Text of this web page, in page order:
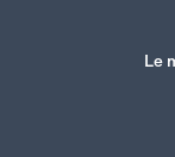
Le